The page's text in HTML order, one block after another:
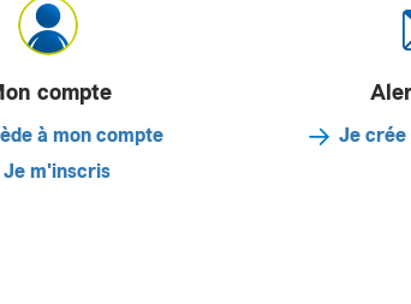
compte
à mon compte
Je m'inscris
Je crée